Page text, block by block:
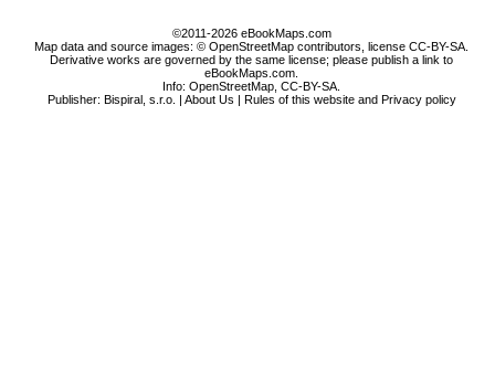
©2011-2026 eBookMaps.com
Map data and source images: © OpenStreetMap contributors, license CC-BY-SA.
Derivative works are governed by the same license; please publish a link to
eBookMaps.com.
Info:OpenStreetMap ,CC-BY-SA
Publisher: Bispiral, s.r.o. | About Us | Rules of this website and Privacy policy